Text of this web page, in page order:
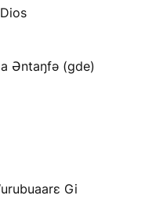
Əntaŋfə (gde)
Gi